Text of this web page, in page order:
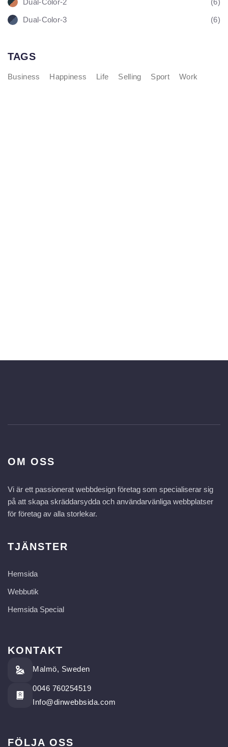
Dual-Color-2 (6)
Dual-Color-3 (6)
TAGS
Business Happiness Life Selling Sport Work
OM OSS
Vi är ett passionerat webbdesign företag som specialiserar sig
på att skapa skräddarsydda och användarvänliga webbplatser
för företag av alla storlekar.
TJÄNSTER
Hemsida
Webbutik
Hemsida Special
KONTAKT
Malmö, Sweden
0046 760254519
Info@dinwebbsida.com
FÖLJA OSS